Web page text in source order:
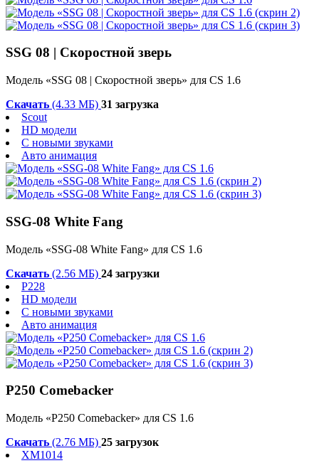
SSG 08 | Скоростной зверь
Модель «SSG 08 | Скоростной зверь» для CS 1.6
Скачать (4.33 МБ) 31 загрузка
Scout
HD модели
С новыми звуками
Авто анимация
SSG-08 White Fang
Модель «SSG-08 White Fang» для CS 1.6
Скачать (2.56 МБ) 24 загрузки
P228
HD модели
С новыми звуками
Авто анимация
P250 Comebacker
Модель «P250 Comebacker» для CS 1.6
Скачать (2.76 МБ) 25 загрузок
XM1014